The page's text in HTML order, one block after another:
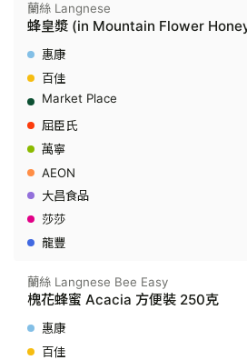
蘭絲 Langnese
蜂皇漿 (in Mountain Flower
蘭絲 Langnese Bee Easy
槐花蜂蜜 Acacia 方便裝 250克